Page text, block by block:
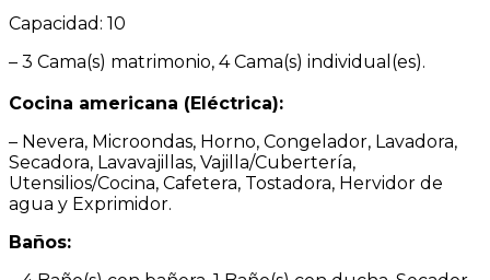
Capacidad: 10
– 3 Cama(s) matrimonio, 4 Cama(s) individual(es).
Cocina americana (Eléctrica):
– Nevera, Microondas, Horno, Congelador, Lavadora,
Secadora, Lavavajillas, Vajilla/Cubertería,
Utensilios/Cocina, Cafetera, Tostadora, Hervidor de
agua y Exprimidor.
Baños: